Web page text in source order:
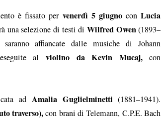
è fissato per venerdì 5 giugnoconLucia
una selezione di testi di Wilfred Owen(1893–
affiancate dalle musiche di Johann
al violino da Kevin Mucaj,con
ad Amalia Guglielminetti (1881–1941).
traverso),con brani di Telemann, C.P.E. Bach